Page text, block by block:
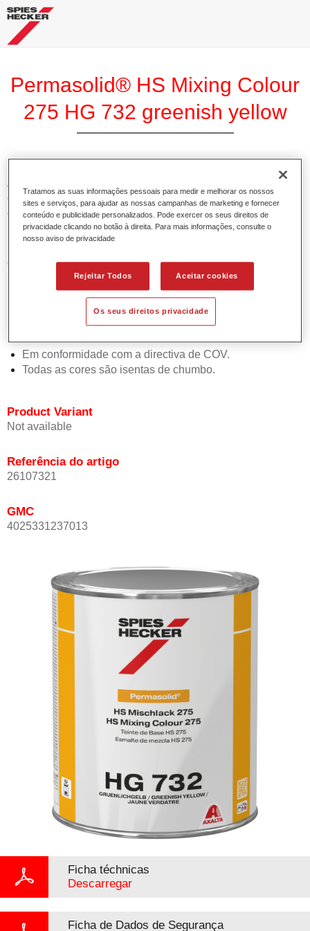
Permasolid® HS Mixing Colour
275 HG 732 greenish yellow
A Base Pemasolid HS 275 torna possível misturar as cores
com o Permasolid HS Esmalte 275 de alta qualidade para
criar todas as cores lisas para a repintura de veículos de
passageiros.
Características do produto
Permite uma aplicação simples e rápida numa operação
de 1.5 demãos.
Promove tempos de secagem curtos.
Proporciona elevada opacidade.
Oferece uma excelente resistência do acabamento.
Em conformidade com a directiva de COV.
Todas as cores são isentas de chumbo.
Product Variant
Not available
Referência do artigo
26107321
GMC
4025331237013
Ficha téchnicas
Descarregar
Ficha de Dados de Segurança
Tratamos as suas informações pessoais para medir e melhorar os nossos
sites e serviços, para ajudar as nossas campanhas de marketing e fornecer
conteúdo e publicidade personalizados. Pode exercer os seus direitos de
privacidade clicando no botão à direita. Para mais informações, consulte o
nosso aviso de privacidade
Rejeitar Todos Aceitar cookies
Os seus direitos privacidade